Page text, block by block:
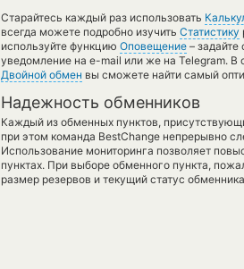
Старайтесь каждый раз использовать
всегда можете подробно изучить Статистику
используйте функцию Оповещение –
уведомление на e-mail или же на Telegram.
Двойной обмен вы сможете найти самый
Надежность обменников
Каждый из обменных пунктов,
при этом команда BestChange непрерывно
Использование мониторинга позволяет
пунктах. При выборе обменного пункта,
размер резервов и текущий статус